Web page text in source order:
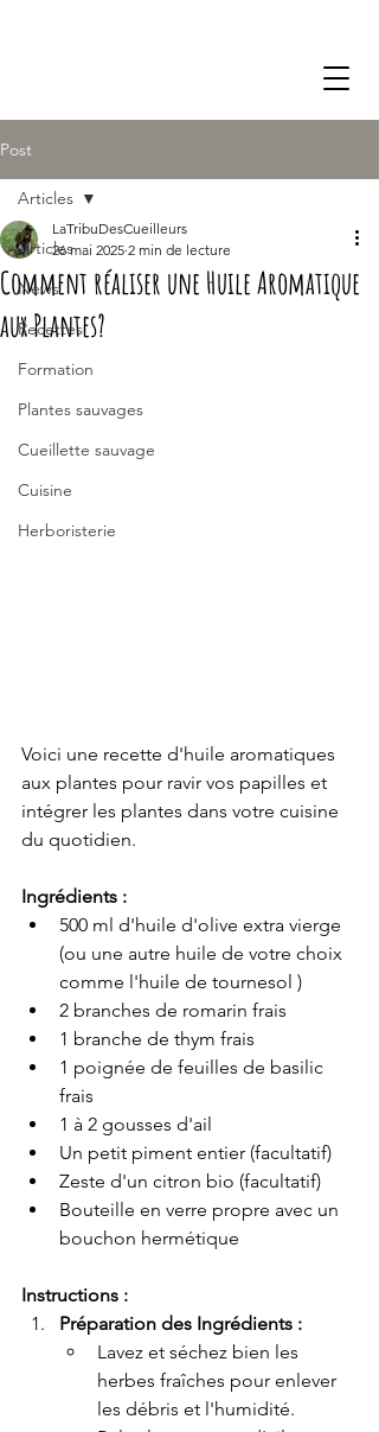
Post
Articles
News
Recettes
Formation
Plantes sauvages
Cueillette sauvage
Cuisine
Herboristerie
Articles
Comment réaliser une Huile Aromatique
aux Plantes?
LaTribuDesCueilleurs
26 mai 2025 2 min de lecture
Voici une recette d'huile aromatiques
aux plantes pour ravir vos papilles et
intégrer les plantes dans votre cuisine
du quotidien.
Ingrédients :
500 ml d'huile d'olive extra vierge
(ou une autre huile de votre choix
comme l'huile de tournesol )
2 branches de romarin frais
1 branche de thym frais
1 poignée de feuilles de basilic
frais
1 à 2 gousses d'ail
Un petit piment entier (facultatif)
Zeste d'un citron bio (facultatif)
Bouteille en verre propre avec un
bouchon hermétique
Instructions :
Préparation des Ingrédients :
Lavez et séchez bien les
herbes fraîches pour enlever
les débris et l'humidité.